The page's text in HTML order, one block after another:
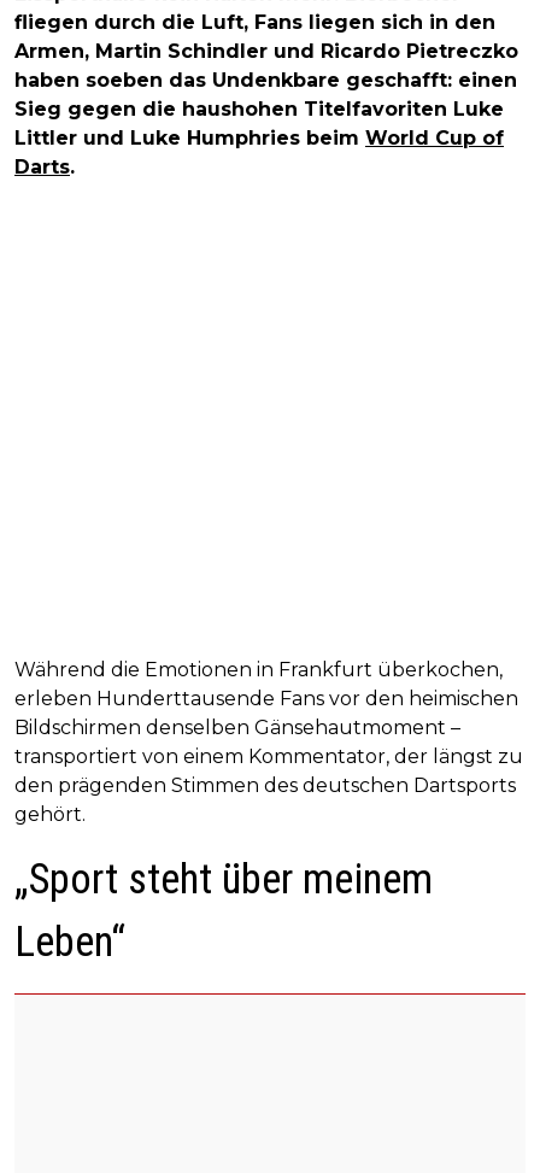
fliegen durch die Luft, Fans liegen sich in den
Armen, Martin Schindler und Ricardo Pietreczko
haben soeben das Undenkbare geschafft: einen
Sieg gegen die haushohen Titelfavoriten Luke
Littler und Luke Humphries beim World Cup of
Darts.
Während die Emotionen in Frankfurt überkochen,
erleben Hunderttausende Fans vor den heimischen
Bildschirmen denselben Gänsehautmoment –
transportiert von einem Kommentator, der längst zu
den prägenden Stimmen des deutschen Dartsports
gehört.
„Sport steht über meinem
Leben“